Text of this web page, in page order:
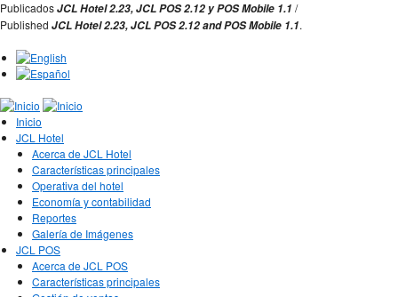
Jump to Navigation
PublicadosJCL Hotel 2.23,JCL POS 2.12 yPOS Mobile 1.1 /
Published JCL Hotel 2.23,JCL POS2.12 andPOS Mobile 1.1.
Inicio
JCL Hotel
Acerca de JCL Hotel
Características principales
Operativa del hotel
Economía y contabilidad
Reportes
Galería de Imágenes
JCL POS
Acerca de JCL POS
Características principales